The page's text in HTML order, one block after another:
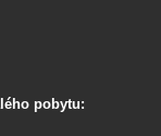
pobytu: